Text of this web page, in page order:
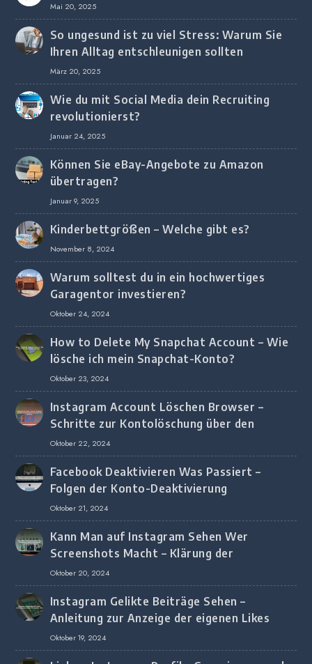
Mai 20, 2025
So ungesund ist zu viel Stress: Warum Sie
Ihren Alltag entschleunigen sollten
März 20, 2025
Wie du mit Social Media dein Recruiting
revolutionierst?
Januar 24, 2025
Können Sie eBay-Angebote zu Amazon
übertragen?
Januar 9, 2025
Kinderbettgrößen – Welche gibt es?
November 8, 2024
Warum solltest du in ein hochwertiges
Garagentor investieren?
Oktober 24, 2024
How to Delete My Snapchat Account – Wie
lösche ich mein Snapchat-Konto?
Oktober 23, 2024
Instagram Account Löschen Browser –
Schritte zur Kontolöschung über den
Browser
Oktober 22, 2024
Facebook Deaktivieren Was Passiert –
Folgen der Konto-Deaktivierung
Oktober 21, 2024
Kann Man auf Instagram Sehen Wer
Screenshots Macht – Klärung der
Screenshot-Erkennung
Oktober 20, 2024
Instagram Gelikte Beiträge Sehen –
Anleitung zur Anzeige der eigenen Likes
Oktober 19, 2024